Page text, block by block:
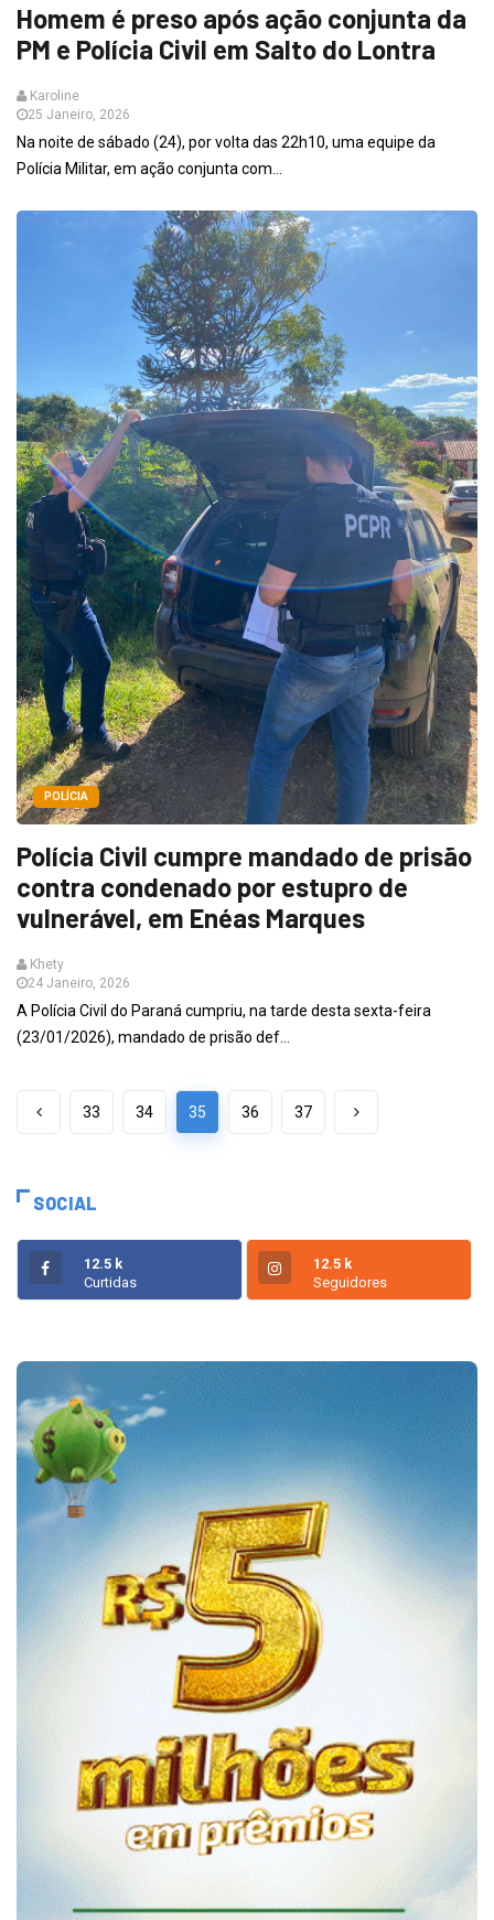
Homem é preso após ação conjunta da
PM e Polícia Civil em Salto do Lontra
Karoline
25 Janeiro, 2026
Na noite de sábado (24), por volta das 22h10, uma equipe da
Polícia Militar, em ação conjunta com...
POLÍCIA
Polícia Civil cumpre mandado de prisão
contra condenado por estupro de
vulnerável, em Enéas Marques
Khety
24 Janeiro, 2026
A Polícia Civil do Paraná cumpriu, na tarde desta sexta-feira
(23/01/2026), mandado de prisão def...
33 34 35 36 37
SOCIAL
12.5 k
Curtidas
12.5 k
Seguidores